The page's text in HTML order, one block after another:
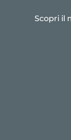
Scopri il